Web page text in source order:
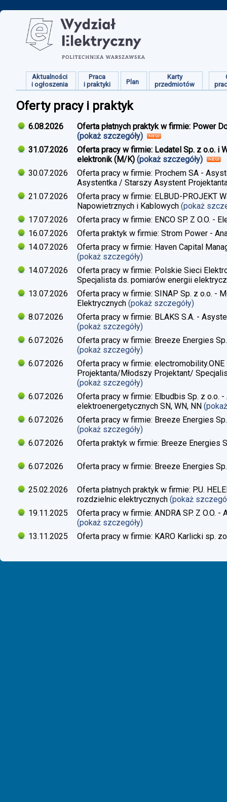
Aktualności
i ogłoszenia
Praca
i praktyki
Plan
Karty
przedmiotów
Oferty pracy i praktyk
6.08.2026
Oferta płatnych praktyk w firmie: Power
(pokaż szczegóły)
31.07.2026
Oferta pracy w firmie: Ledatel Sp. z o.o. i
elektronik (M/K) (pokaż szczegóły)
30.07.2026
Oferta pracy w firmie: Prochem SA -
Asystentka / Starszy Asystent
21.07.2026
Oferta pracy w firmie: ELBUD-PROJEKT
Napowietrznych i Kablowych (pokaż
17.07.2026
Oferta pracy w firmie: ENCO SP. Z O.O. -
16.07.2026
Oferta praktyk w firmie: Strom Power -
14.07.2026
Oferta pracy w firmie: Haven Capital
(pokaż szczegóły)
14.07.2026
Oferta pracy w firmie: Polskie Sieci
Specjalista ds. pomiarów energii
13.07.2026
Oferta pracy w firmie: SINAP Sp. z o.o. -
Elektrycznych (pokaż szczegóły)
8.07.2026
Oferta pracy w firmie: BLAKS S.A. -
(pokaż szczegóły)
6.07.2026
Oferta pracy w firmie: Breeze Energies
(pokaż szczegóły)
6.07.2026
Oferta pracy w firmie:
Projektanta/Młodszy Projektant/
(pokaż szczegóły)
6.07.2026
Oferta pracy w firmie: Elbudbis Sp. z
elektroenergetycznych SN, WN, NN
6.07.2026
Oferta pracy w firmie: Breeze Energies
(pokaż szczegóły)
6.07.2026
Oferta praktyk w firmie: Breeze Energies
6.07.2026 Oferta pracy w firmie: Breeze Energies
25.02.2026
Oferta płatnych praktyk w firmie: P.U.
rozdzielnic elektrycznych (pokaż
19.11.2025
Oferta pracy w firmie: ANDRA SP. Z O.O.
(pokaż szczegóły)
13.11.2025
Oferta pracy w firmie: KARO Karlicki sp.